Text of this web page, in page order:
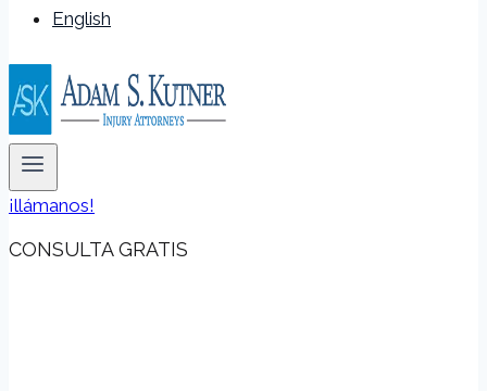
English
¡llámanos!
CONSULTA GRATIS